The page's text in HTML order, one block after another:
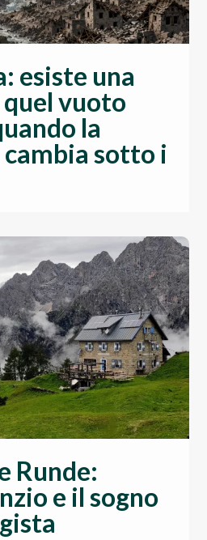
esiste una
vuoto
la
sotto i
Runde:
e il sogno